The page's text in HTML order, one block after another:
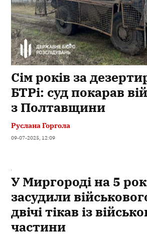
Сім років за
БТРі: суд покарав
з Полтавщини
Руслана Горгола
09-07-2025, 12:09
У Миргороді на 5
засудили
двічі тікав із
частини